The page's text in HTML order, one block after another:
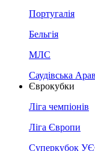
Португалія
Бельгія
МЛС
Саудівська
Єврокубки
Ліга чемпіонів
Ліга Європи
Суперкубок